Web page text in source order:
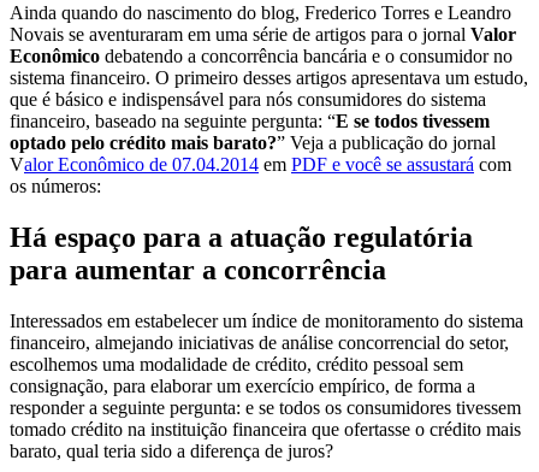
Ainda quando do nascimento do blog, Frederico Torres e Leandro
Novais se aventuraram em uma série de artigos para o jornal Valor
Econômico debatendo a concorrência bancária e o consumidor no
sistema financeiro. O primeiro desses artigos apresentava um estudo,
que é básico e indispensável para nós consumidores do sistema
financeiro, baseado na seguinte pergunta: “E se todos tivessem
optado pelo crédito mais barato?” Veja a publicação do jornal
Valor Econômico de 07.04.2014 em PDF e você se assustará com
os números:
Há espaço para a atuação regulatória
para aumentar a concorrência
Interessados em estabelecer um índice de monitoramento do sistema
financeiro, almejando iniciativas de análise concorrencial do setor,
escolhemos uma modalidade de crédito, crédito pessoal sem
consignação, para elaborar um exercício empírico, de forma a
responder a seguinte pergunta: e se todos os consumidores tivessem
tomado crédito na instituição financeira que ofertasse o crédito mais
barato, qual teria sido a diferença de juros?